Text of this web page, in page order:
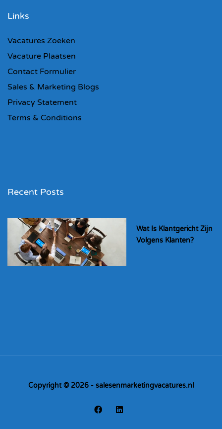
Links
Vacatures Zoeken
Vacature Plaatsen
Contact Formulier
Sales & Marketing Blogs
Privacy Statement
Terms & Conditions
Recent Posts
Wat Is Klantgericht Zijn
Volgens Klanten?
Copyright © 2026 - salesenmarketingvacatures.nl